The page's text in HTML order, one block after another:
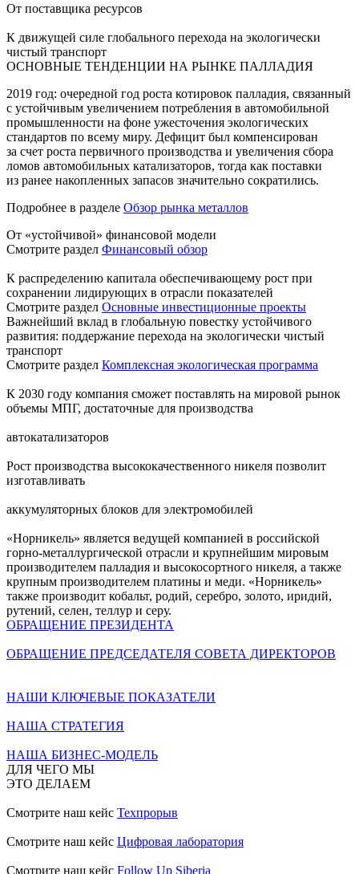
От поставщика ресурсов
К движущей силе глобального перехода на экологически
чистый транспорт
ОСНОВНЫЕ ТЕНДЕНЦИИ НА РЫНКЕ ПАЛЛАДИЯ
2019 год: очередной год роста котировок палладия, связанный
с устойчивым увеличением потребления в автомобильной
промышленности на фоне ужесточения экологических
стандартов по всему миру. Дефицит был компенсирован
за счет роста первичного производства и увеличения сбора
ломов автомобильных катализаторов, тогда как поставки
из ранее накопленных запасов значительно сократились.
Подробнее в разделе Обзор рынка металлов
От «устойчивой» финансовой модели
Смотрите раздел Финансовый обзор
К распределению капитала обеспечивающему рост при
сохранении лидирующих в отрасли показателей
Смотрите раздел Основные инвестиционные проекты
Важнейший вклад в глобальную повестку устойчивого
развития: поддержание перехода на экологически чистый
транспорт
Смотрите раздел Комплексная экологическая программа
К 2030 году компания сможет поставлять на мировой рынок
объемы МПГ, достаточные для производства
автокатализаторов
Рост производства высококачественного никеля позволит
изготавливать
аккумуляторных блоков для электромобилей
«Норникель» является ведущей компанией в российской
горно-металлургической отрасли и крупнейшим мировым
производителем палладия и высокосортного никеля, а также
крупным производителем платины и меди. «Норникель»
также производит кобальт, родий, серебро, золото, иридий,
рутений, селен, теллур и серу.
ОБРАЩЕНИЕ ПРЕЗИДЕНТА
ОБРАЩЕНИЕ ПРЕДСЕДАТЕЛЯ СОВЕТА ДИРЕКТОРОВ
НАШИ КЛЮЧЕВЫЕ ПОКАЗАТЕЛИ
НАША СТРАТЕГИЯ
НАША БИЗНЕС-МОДЕЛЬ
ДЛЯ ЧЕГО МЫ
ЭТО ДЕЛАЕМ
Смотрите наш кейс Техпрорыв
Смотрите наш кейс Цифровая лаборатория
Смотрите наш кейс Follow Up Siberia